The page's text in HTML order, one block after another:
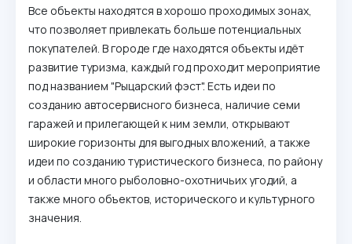
Все объекты находятся в хорошо проходимых зонах,
что позволяет привлекать больше потенциальных
покупателей. В городе где находятся объекты идёт
развитие туризма, каждый год проходит мероприятие
под названием "Рыцарский фэст". Есть идеи по
созданию автосервисного бизнеса, наличие семи
гаражей и прилегающей к ним земли, открывают
широкие горизонты для выгодных вложений, а также
идеи по созданию туристического бизнеса, по району
и области много рыболовно-охотничьих угодий, а
также много объектов, исторического и культурного
значения.